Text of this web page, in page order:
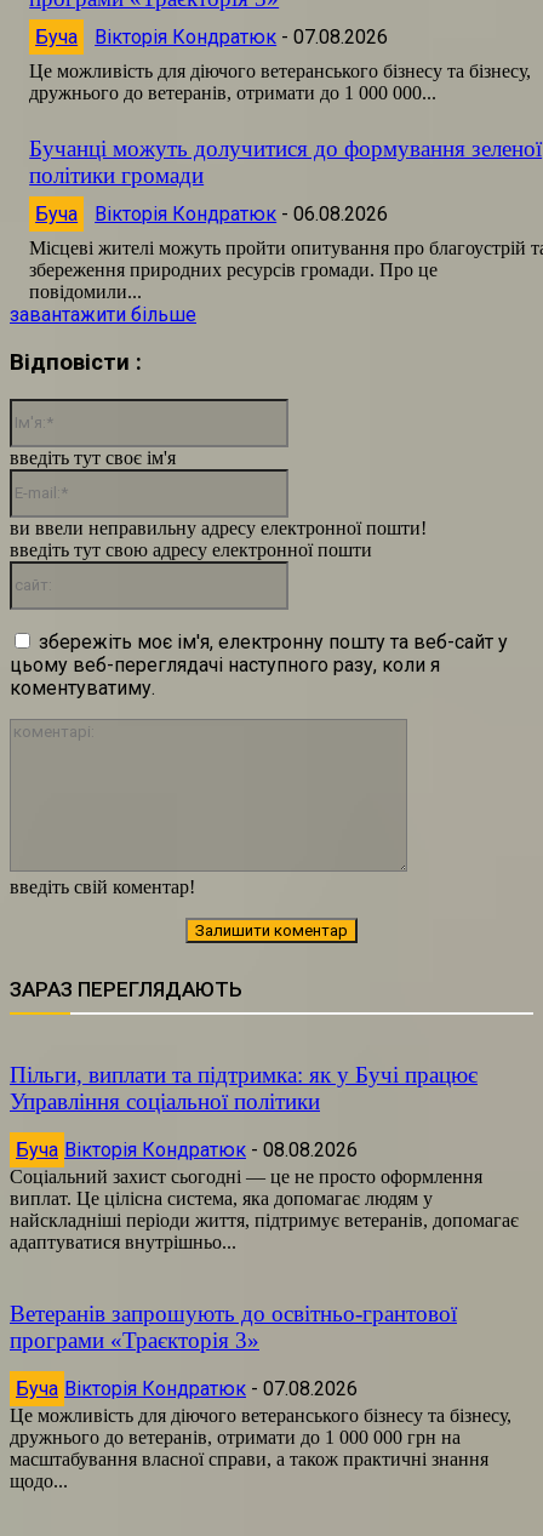
Буча Вікторія Кондратюк - 07.08.2026
Це можливість для діючого ветеранського бізнесу та бізнесу,
дружнього до ветеранів, отримати до 1 000 000...
Бучанці можуть долучитися до формування зеленої
політики громади
Буча Вікторія Кондратюк - 06.08.2026
Місцеві жителі можуть пройти опитування про благоустрій
збереження природних ресурсів громади. Про це
повідомили...
завантажити більше
Відповісти :
введіть свій коментар!
введіть тут своє ім'я
ви ввели неправильну адресу електронної пошти!
введіть тут свою адресу електронної пошти
збережіть моє ім'я, електронну пошту та веб-сайт у
цьому веб-переглядачі наступного разу, коли я
коментуватиму.
ЗАРАЗ ПЕРЕГЛЯДАЮТЬ
Пільги, виплати та підтримка: як у Бучі працює
Управління соціальної політики
Буча Вікторія Кондратюк - 08.08.2026
Соціальний захист сьогодні — це не просто оформлення
виплат. Це цілісна система, яка допомагає людям у
найскладніші періоди життя, підтримує ветеранів, допомагає
адаптуватися внутрішньо...
Ветеранів запрошують до освітньо-грантової
програми «Траєкторія 3»
Буча Вікторія Кондратюк - 07.08.2026
Це можливість для діючого ветеранського бізнесу та бізнесу,
дружнього до ветеранів, отримати до 1 000 000 грн на
масштабування власної справи, а також практичні знання
щодо...